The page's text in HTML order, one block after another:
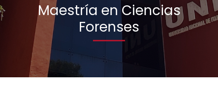
Maestría en Ciencias
Forenses